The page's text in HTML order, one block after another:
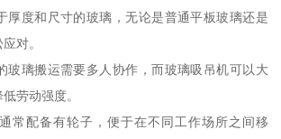
厚度和尺寸的玻璃，无论是普通平板玻璃还是
对。
玻璃搬运需要多人协作，而玻璃吸吊机可以大
劳动强度。
常配备有轮子，便于在不同工作场所之间移